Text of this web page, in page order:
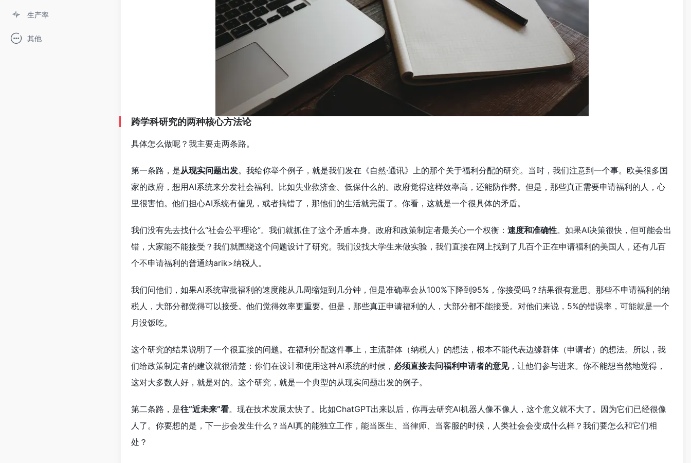
生产率
其他
跨学科研究的两种核心方法论
具体怎么做呢？我主要走两条路。
第一条路，是从现实问题出发。我给你举个例子，就是我们发在《自然·通讯》上的那个关于福利分配的研究。当时，我们注意到一个事。欧美很多国
家的政府，想用AI系统来分发社会福利。比如失业救济金、低保什么的。政府觉得这样效率高，还能防作弊。但是，那些真正需要申请福利的人，心
里很害怕。他们担心AI系统有偏见，或者搞错了，那他们的生活就完蛋了。你看，这就是一个很具体的矛盾。
我们没有先去找什么“社会公平理论”。我们就抓住了这个矛盾本身。政府和政策制定者最关心一个权衡： 速度和准确性。如果AI决策很快，但可能会出
错，大家能不能接受？我们就围绕这个问题设计了研究。我们没找大学生来做实验，我们直接在网上找到了几百个正在申请福利的美国人，还有几百
个不申请福利的普通纳arik>纳税人。
我们问他们，如果AI系统审批福利的速度能从几周缩短到几分钟，但是准确率会从100%下降到95%，你接受吗？结果很有意思。那些不申请福利的纳
税人，大部分都觉得可以接受。他们觉得效率更重要。但是，那些真正申请福利的人，大部分都不能接受。对他们来说，5%的错误率，可能就是一个
月没饭吃。
这个研究的结果说明了一个很直接的问题。在福利分配这件事上，主流群体（纳税人）的想法，根本不能代表边缘群体（申请者）的想法。所以，我
们给政策制定者的建议就很清楚：你们在设计和使用这种AI系统的时候， 必须直接去问福利申请者的意见，让他们参与进来。你不能想当然地觉得，
这对大多数人好，就是对的。这个研究，就是一个典型的从现实问题出发的例子。
第二条路，是往“近未来”看。现在技术发展太快了。比如ChatGPT出来以后，你再去研究AI机器人像不像人，这个意义就不大了。因为它们已经很像
人了。你要想的是，下一步会发生什么？当AI真的能独立工作，能当医生、当律师、当客服的时候，人类社会会变成什么样？我们要怎么和它们相
处？